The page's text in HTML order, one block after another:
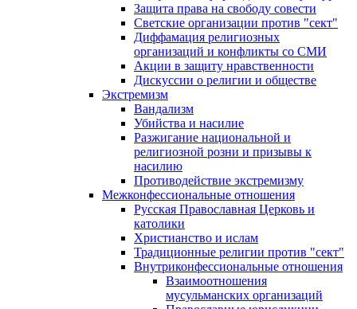
Защита права на свободу совести
Светские организации против "сект"
Диффамация религиозных
организаций и конфликты со СМИ
Акции в защиту нравственности
Дискуссии о религии и обществе
Экстремизм
Вандализм
Убийства и насилие
Разжигание национальной и
религиозной розни и призывы к
насилию
Противодействие экстремизму
Межконфессиональные отношения
Русская Православная Церковь и
католики
Христианство и ислам
Традиционные религии против "сект"
Внутриконфессиональные отношения
Взаимоотношения
мусульманских организаций